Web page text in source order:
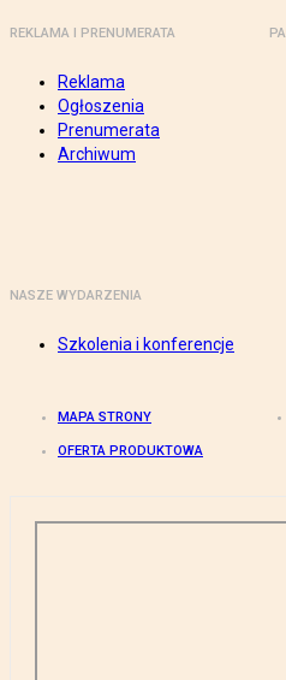
REKLAMA I PRENUMERATA
Reklama
Ogłoszenia
Prenumerata
Archiwum
NASZE WYDARZENIA
Szkolenia i konferencje
MAPA STRONY
OFERTA PRODUKTOWA